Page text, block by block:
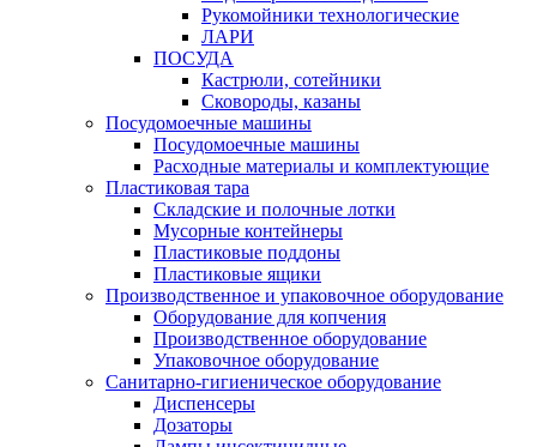
Рукомойники технологические
ЛАРИ
ПОСУДА
Кастрюли, сотейники
Сковороды, казаны
Посудомоечные машины
Посудомоечные машины
Расходные материалы и комплектующие
Пластиковая тара
Складские и полочные лотки
Мусорные контейнеры
Пластиковые поддоны
Пластиковые ящики
Производственное и упаковочное оборудование
Оборудование для копчения
Производственное оборудование
Упаковочное оборудование
Санитарно-гигиеническое оборудование
Диспенсеры
Дозаторы